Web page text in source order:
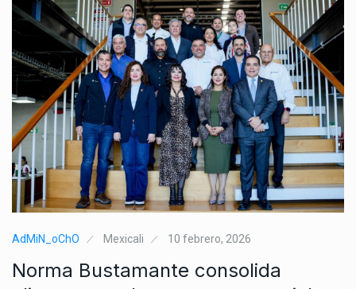
AdMiN_oChO Mexicali 10 febrero, 2026
Norma Bustamante consolida